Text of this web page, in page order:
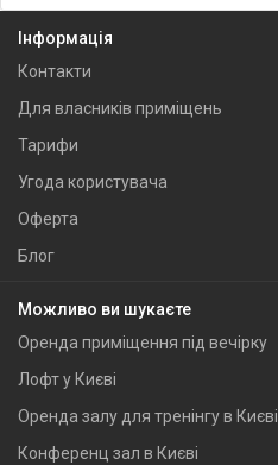
Інформація
Контакти
Для власників приміщень
Тарифи
Угода користувача
Оферта
Блог
Можливо ви шукаєте
Оренда приміщення під вечірку
Лофт у Києві
Оренда залу для тренінгу в Києві
Конференц зал в Києві